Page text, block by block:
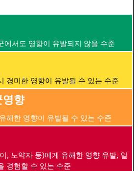
에서도 영향이 유발되지 않을 수준
경미한 영향이 유발될 수 있는 수준
영향
해한 영향이 유발될 수 있는 수준
, 노약자 등)에게 유해한 영향 유발, 일
경험할 수 있는 수준